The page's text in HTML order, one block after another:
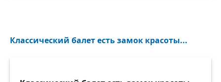
Классический балет есть замок красоты...